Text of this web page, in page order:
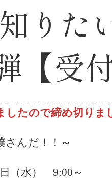
りた
【受
たので締め切りま
さんだ！！～
（水） 9:00～